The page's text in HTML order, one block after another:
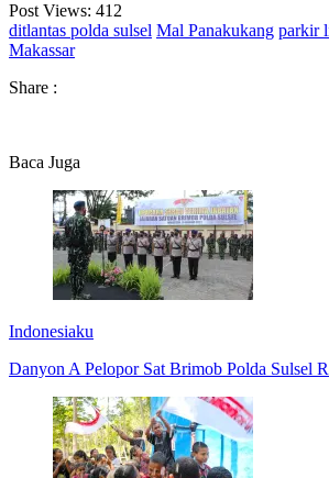
Post Views: 412
ditlantas polda sulsel Mal Panakukang parkir
Makassar
Share :
Baca Juga
Indonesiaku
Danyon A Pelopor Sat Brimob Polda Sulsel